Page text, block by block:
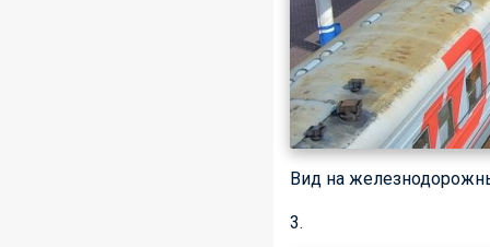
Вид на
3.